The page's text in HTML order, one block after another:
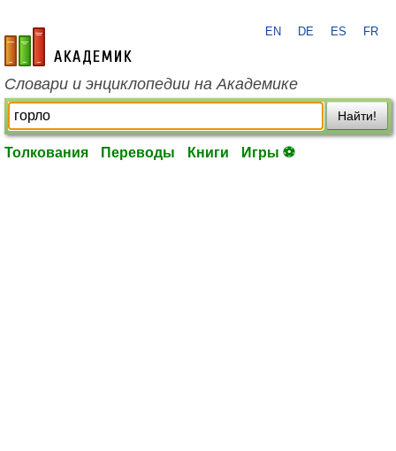
academic.ru
EN DE ES FR
Словари и энциклопедии на Академике
Найти!
Толкования Переводы Книги Игры ⚽